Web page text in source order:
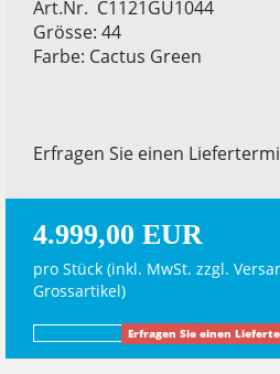
Art.Nr. C1121GU1044
Grösse: 44
Farbe: Cactus Green
Erfragen Sie einen
4.999,00 EUR
pro Stück (inkl. MwSt. zzgl.
Grossartikel)
Erfragen Sie einen